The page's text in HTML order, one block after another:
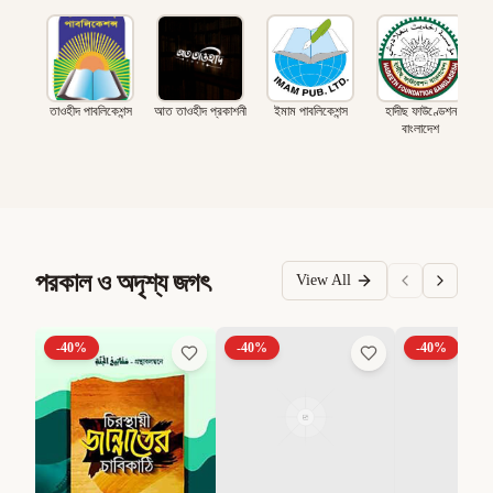
তাওহীদ পাবলিকেশন্স আত তাওহীদ প্রকাশনী ইমাম পাবলিকেশন্স
হাদীছ ফাউণ্ডেশন
বাংলাদেশ
পরকাল ও অদৃশ্য জগৎ View All
-40% -40% -40%